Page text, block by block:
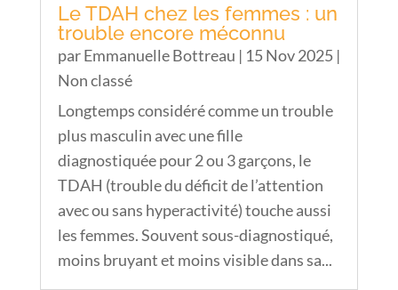
Le TDAH chez les femmes : un
trouble encore méconnu
parEmmanuelle Bottreau | 15 Nov 2025|
Non classé
Longtemps considéré comme un trouble
plus masculin avec une fille
diagnostiquée pour 2 ou 3 garçons, le
TDAH (trouble du déficit de l’attention
avec ou sans hyperactivité) touche aussi
les femmes. Souvent sous-diagnostiqué,
moins bruyant et moins visible dans sa...